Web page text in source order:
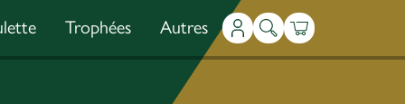
Trophées Autres Mon compte
Recherche
Panier